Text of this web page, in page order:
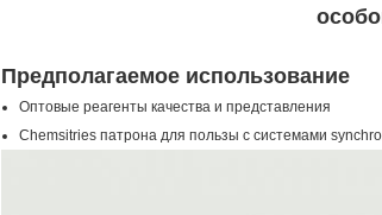
Предполагаемое использование
Оптовые реагенты качества и представления
Chemsitries патрона для пользы с системами